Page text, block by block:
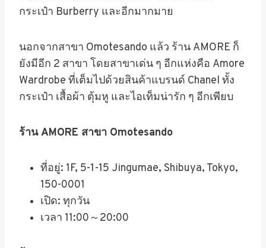
กระเป๋า Burberry และอีกมากมาย
นอกจากสาขา Omotesando แล้ว ร้าน AMORE ก็
ยังมีอีก 2 สาขา โดยสาขาเด่น ๆ อีกแห่งคือ Amore
Wardrobe ที่เต็มไปด้วยสินค้าแบรนด์ Chanel ทั้ง
กระเป๋า เสื้อผ้า ตุ้มหู และไอเท็มน่ารัก ๆ อีกเพียบ
ร้านAMORE สาขา Omotesando
ที่อยู่: 1F, 5-1-15 Jingumae, Shibuya, Tokyo,
150-0001
เปิด: ทุกวัน
เวลา 11:00～20:00